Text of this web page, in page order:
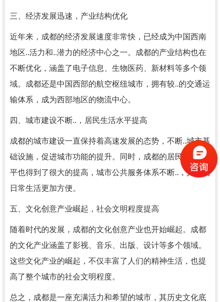
三、经济发展迅速，产业结构优化
近年来，成都的经济发展速度非常快，已经成为中国西南
地区..活力和..潜力的经济中心之一。成都的产业结构也在
不断优化，涵盖了电子信息、生物医药、新材料等多个领
域。成都还是中国西部的航空枢纽城市，拥有较..的交通运
输体系，成为西部地区的物流中心。
四、城市建设不断..，居民生活水平提高
成都的城市建设一直保持着高速发展的态势，不断..城市基
础设施，促进城市功能的提升。同时，成都的居民生活水
平也得到了很大的提高，城市公共服务体系不断..，人们的
日常生活更加方便。
五、文化创意产业崛起，社会文明程度提高
随着时代的发展，成都的文化创意产业也开始崛起。成都
的文化产业涵盖了影视、音乐、出版、设计等多个领域。
这些文化产业的崛起，不仅丰富了人们的精神生活，也提
高了整个城市的社会文明程度。
总之，成都是一座充满活力和希望的城市，其历史文化底